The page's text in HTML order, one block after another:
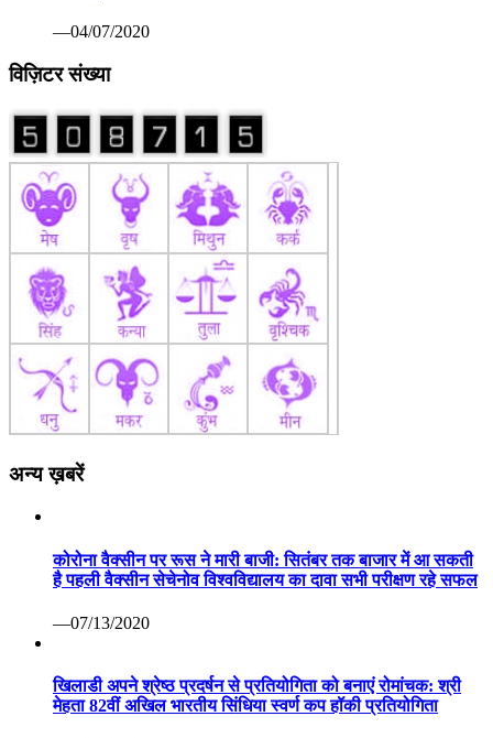
—04/07/2020
विज़िटर संख्या
अन्य ख़बरें
कोरोना वैक्सीन पर रूस ने मारी बाजी: सितंबर तक बाजार में आ सकती
है पहली वैक्सीन सेचेनोव विश्वविद्यालय का दावा सभी परीक्षण रहे सफल
—07/13/2020
खिलाडी अपने श्रेष्ठ प्रदर्षन से प्रतियोगिता को बनाएं रोमांचक: श्री
मेहता 82वीं अखिल भारतीय सिंधिया स्वर्ण कप हॉकी प्रतियोगिता